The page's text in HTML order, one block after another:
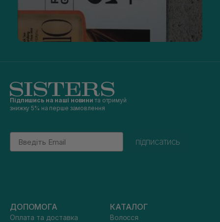
Підпишись на наші новини та отримуй
знижку 5% на перше замовлення
Email
підписатись
ДОПОМОГА
Оплата та доставка
КАТАЛОГ
Волосся